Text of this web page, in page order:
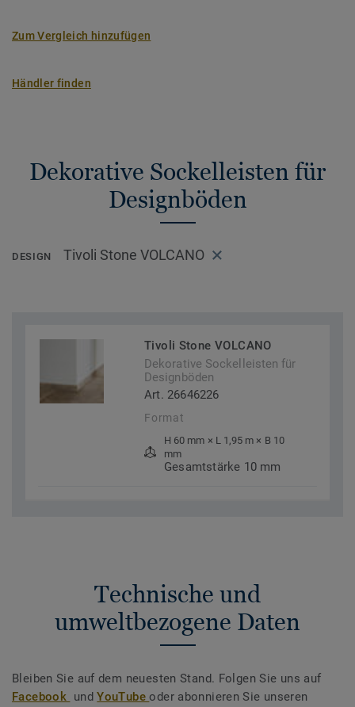
Zum Vergleich hinzufügen
Händler finden
Dekorative Sockelleisten für
Designböden
DESIGN Tivoli Stone VOLCANO
Tivoli Stone VOLCANO
Dekorative Sockelleisten für
Designböden
Art. 26646226
Format
H 60 mm × L 1,95 m × B 10
mm
Gesamtstärke 10 mm
Technische und
umweltbezogene Daten
Bleiben Sie auf dem neuesten Stand. Folgen Sie uns auf
Facebook undYouTubeoder abonnieren Sie unseren